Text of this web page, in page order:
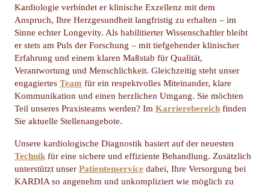
Kardiologie verbindet er klinische Exzellenz mit dem
Anspruch, Ihre Herzgesundheit langfristig zu erhalten – im
Sinne echter Longevity. Als habilitierter Wissenschaftler bleibt
er stets am Puls der Forschung – mit tiefgehender klinischer
Erfahrung und einem klaren Maßstab für Qualität,
Verantwortung und Menschlichkeit. Gleichzeitig steht unser
engagiertes Team für ein respektvolles Miteinander, klare
Kommunikation und einen herzlichen Umgang. Sie möchten
Teil unseres Praxisteams werden? Im Karrierebereich finden
Sie aktuelle Stellenangebote.
Unsere kardiologische Diagnostik basiert auf der neuesten
Technik für eine sichere und effiziente Behandlung. Zusätzlich
unterstützt unser Patientenservice dabei, Ihre Versorgung bei
KARDIA so angenehm und unkompliziert wie möglich zu